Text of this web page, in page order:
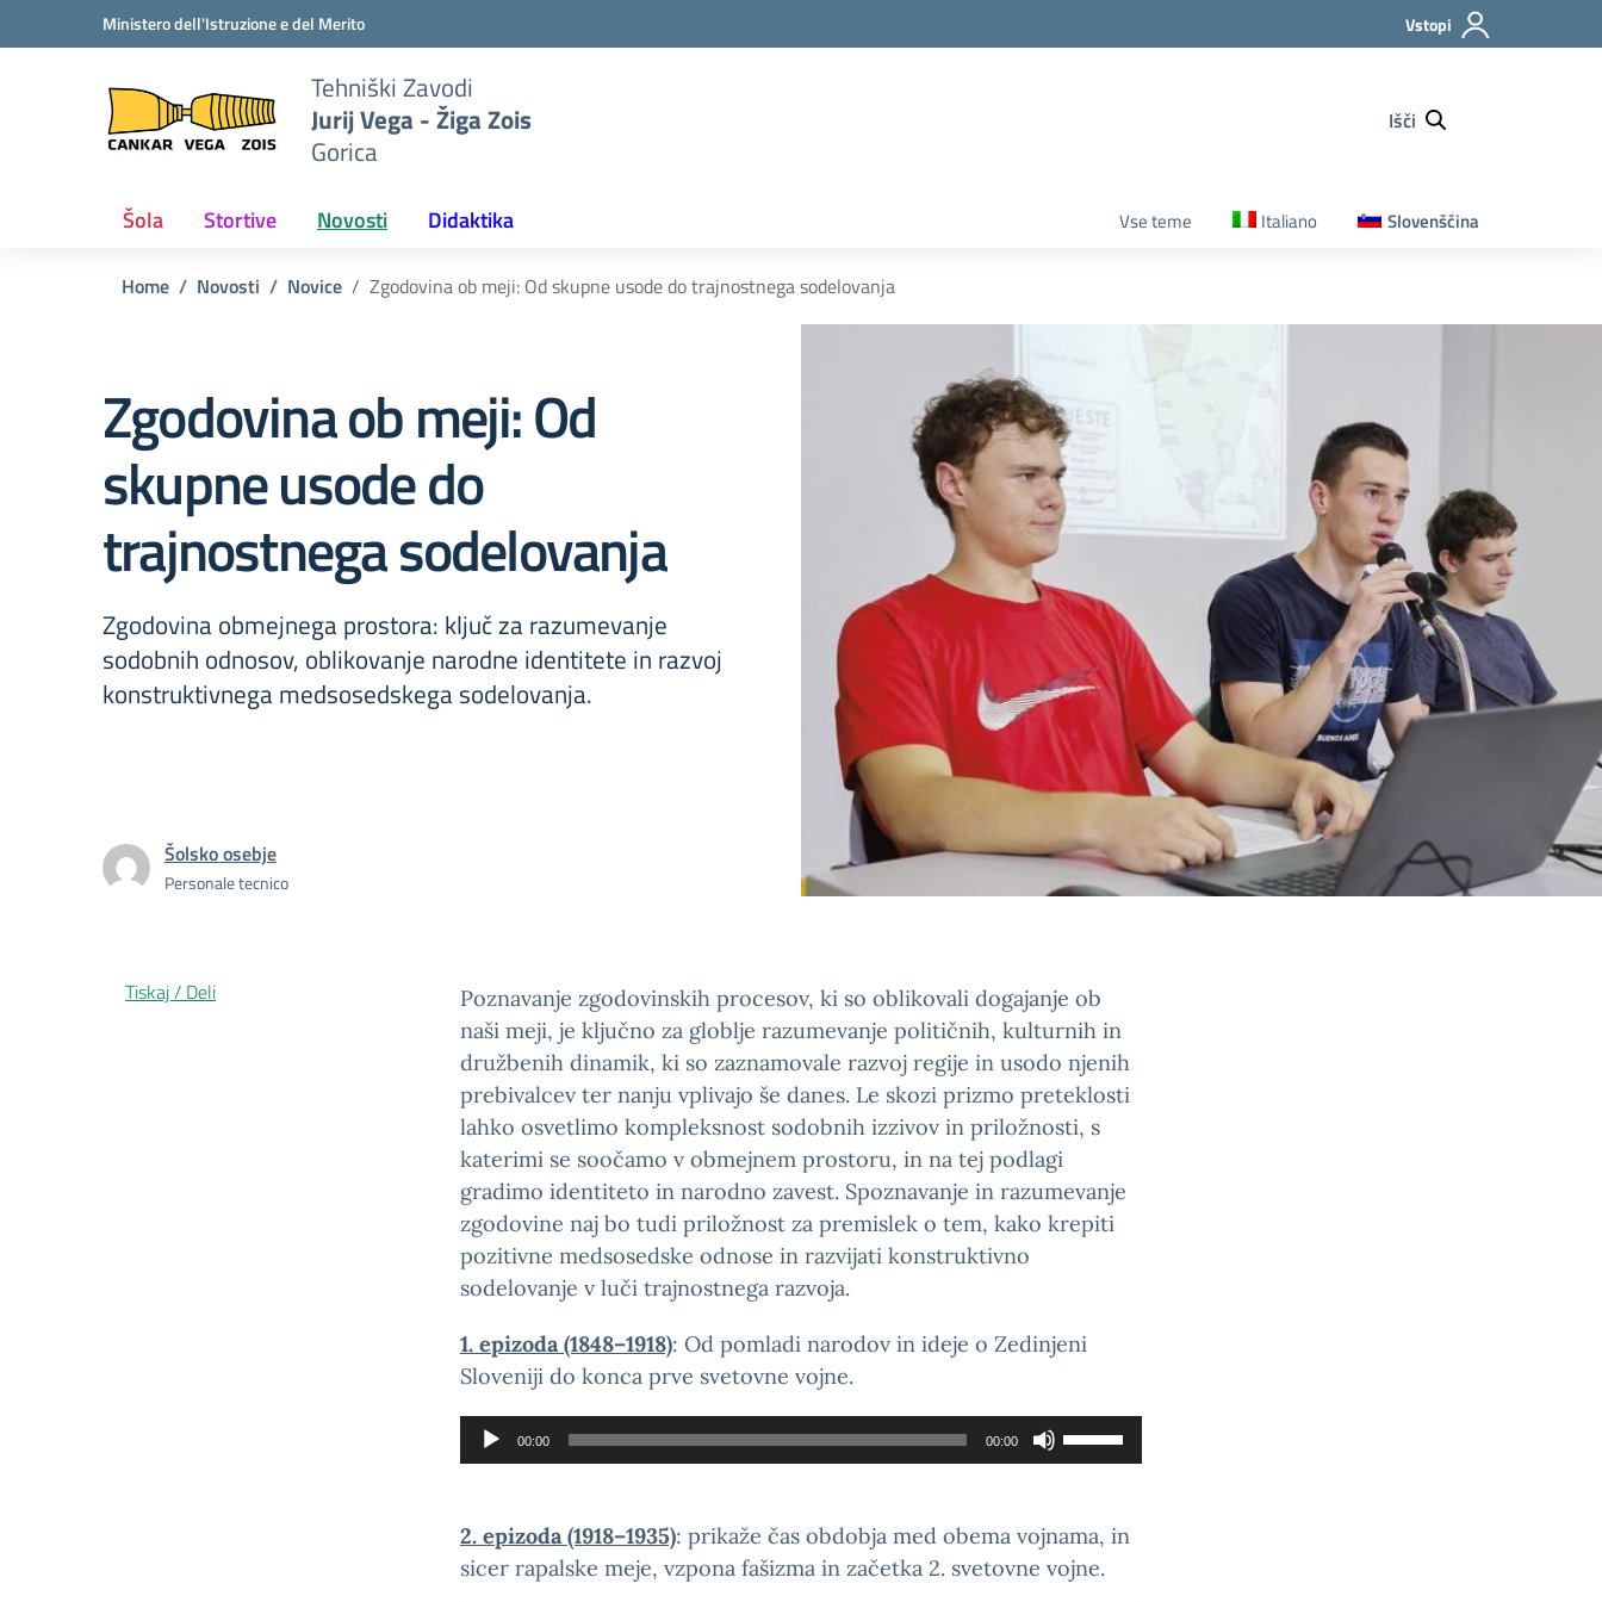
Vai ai contenuti
Vai al menu di navigazioneMinistero dell'Istruzione e del Merito Vstopi
Tehniški Zavodi
Jurij Vega - Žiga Zois
Gorica
Išči
Šola Stortive Novosti Didaktika Vse teme Italiano Slovenščina
Home Novosti Novice Zgodovina ob meji: Od skupne usode do trajnostnega sodelovanja
Zgodovina ob meji: Od
skupne usode do
trajnostnega sodelovanja
Zgodovina obmejnega prostora: ključ za razumevanje
sodobnih odnosov, oblikovanje narodne identitete in razvoj
konstruktivnega medsosedskega sodelovanja.
Šolsko osebje
Personale tecnico
Poznavanje zgodovinskih procesov, ki so oblikovali dogajanje ob
naši meji, je ključno za globlje razumevanje političnih, kulturnih in
družbenih dinamik, ki so zaznamovale razvoj regije in usodo njenih
prebivalcev ter nanju vplivajo še danes. Le skozi prizmo preteklosti
lahko osvetlimo kompleksnost sodobnih izzivov in priložnosti, s
katerimi se soočamo v obmejnem prostoru, in na tej podlagi
gradimo identiteto in narodno zavest. Spoznavanje in razumevanje
zgodovine naj bo tudi priložnost za premislek o tem, kako krepiti
pozitivne medsosedske odnose in razvijati konstruktivno
sodelovanje v luči trajnostnega razvoja.
1. epizoda (1848–1918): Od pomladi narodov in ideje o Zedinjeni
Sloveniji do konca prve svetovne vojne.
Predvajalnik
zvoka
00:00 00:00
Uporabite
tipke
za
povečanje
2. epizoda (1918–1935): prikaže čas obdobja med obema vojnama, in
sicer rapalske meje, vzpona fašizma in začetka 2. svetovne vojne.
Tiskaj / Deli